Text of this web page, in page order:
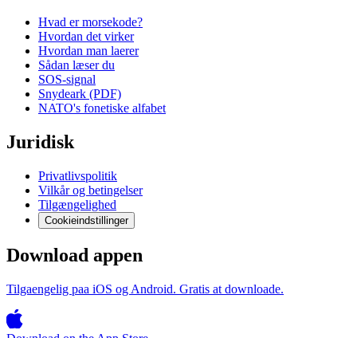
Hvad er morsekode?
Hvordan det virker
Hvordan man laerer
Sådan læser du
SOS-signal
Snydeark (PDF)
NATO's fonetiske alfabet
Juridisk
Privatlivspolitik
Vilkår og betingelser
Tilgængelighed
Cookieindstillinger
Download appen
Tilgaengelig paa iOS og Android. Gratis at downloade.